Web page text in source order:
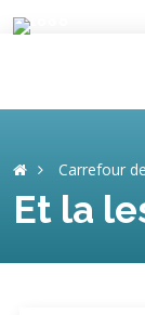
Carrefour des
Et la